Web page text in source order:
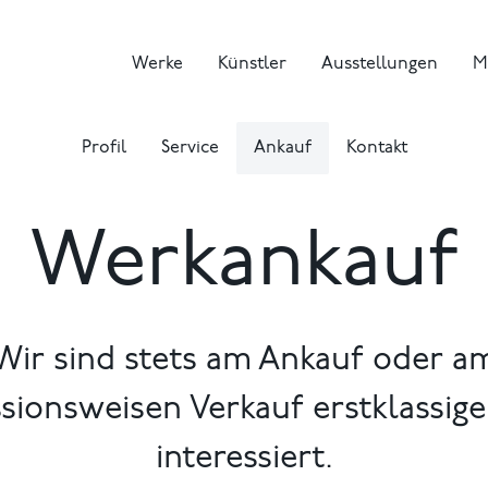
Werke Künstler Ausstellungen
Profil Service Ankauf Kontakt
Werkankauf
sind stets am Ankauf oder
Verkauf
interessiert.